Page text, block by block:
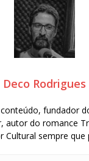
Deco Rodrigues
fundador
autor do romance
Cultural sempre que